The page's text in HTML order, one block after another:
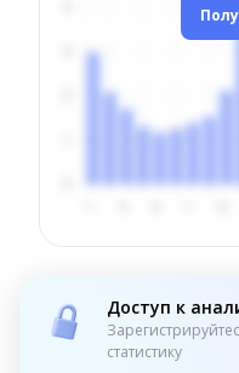
Доступ к
статистику